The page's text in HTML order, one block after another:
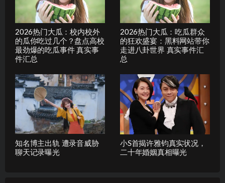
2026热门大瓜：校内校外
的瓜你吃过几个？盘点高校
最劲爆的吃瓜事件 真实事
件汇总
2026热门大瓜：吃瓜群众
的狂欢盛宴：黑料网站带你
走进八卦世界 真实事件汇
总
知名博主出轨 遭录音威胁
聊天记录曝光
小S首揭许雅钧真实状况，
二十年婚姻真相曝光